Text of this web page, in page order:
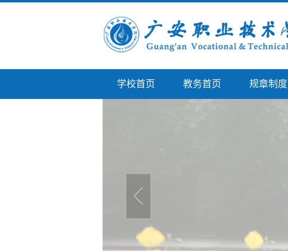
学校首页 教务首页 规章制度